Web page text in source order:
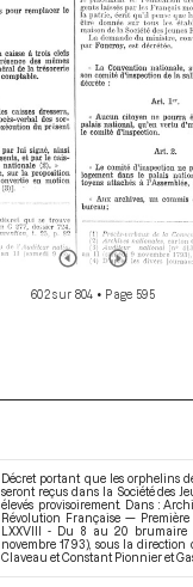
602 sur 804 • Page 595
Décret portant que les orphelins
seront reçus dans la Société des
élevés provisoirement. Dans :
Révolution Française — Première
LXXVIII - Du 8 au 20
novembre 1793) , sous la direction
Claveau et Constant Pionnier et